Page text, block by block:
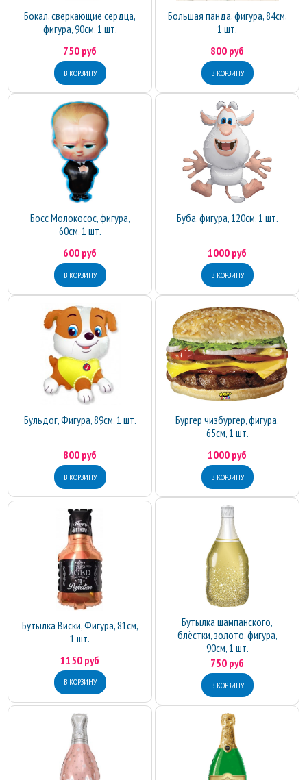
Бокал, сверкающие сердца,
фигура, 90см, 1 шт.
750 руб
Большая панда, фигура, 84см,
1 шт.
800 руб
Босс Молокосос, фигура,
60см, 1 шт.
600 руб
Буба, фигура, 120см, 1 шт.
1000 руб
Бульдог, Фигура, 89см, 1 шт.
800 руб
Бургер чизбургер, фигура,
65см, 1 шт.
1000 руб
Бутылка Виски, Фигура, 81см,
1 шт.
1150 руб
Бутылка шампанского,
блёстки, золото, фигура,
90см, 1 шт.
750 руб